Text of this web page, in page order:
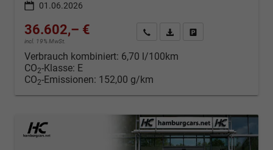
01.06.2026
36.602,– €
incl. 19% MwSt.
Kontakt & Angebot anfordern
PDF-Datei, Fahrzeugexposé
Verbrauch kombiniert: 6,70 l/100km
CO2-Klasse: E
CO2-Emissionen: 152,00 g/km